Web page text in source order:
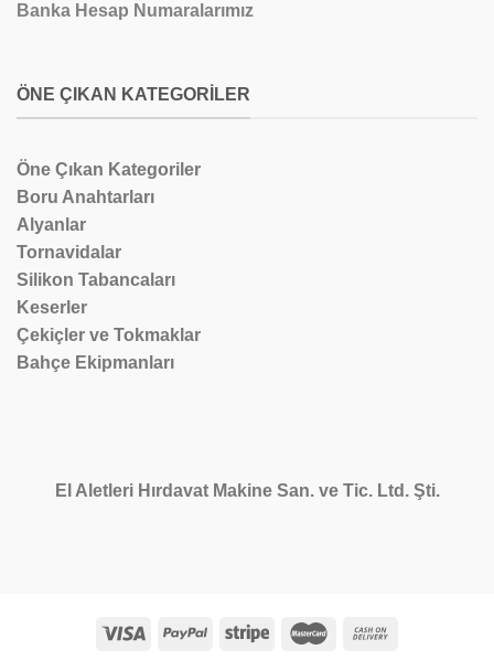
Banka Hesap Numaralarımız
ÖNE ÇIKAN KATEGORILER
Öne Çıkan Kategoriler
Boru Anahtarları
Alyanlar
Tornavidalar
Silikon Tabancaları
Keserler
Çekiçler ve Tokmaklar
Bahçe Ekipmanları
El Aletleri Hırdavat Makine San. ve Tic. Ltd. Şti.